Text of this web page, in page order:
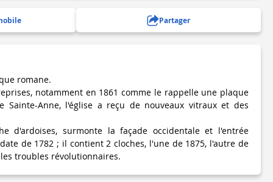
Partager
romane.
notamment en 1861 comme le rappelle une plaque
Sainte-Anne, l'église a reçu de nouveaux vitraux et des
d'ardoises, surmonte la façade occidentale et l'entrée
de 1782 ; il contient 2 cloches, l'une de 1875, l'autre de
troubles révolutionnaires.